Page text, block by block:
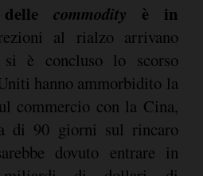
commodity è in
al rialzo arrivano
è concluso lo scorso
hanno ammorbidito la
commercio con la Cina,
di 90 giorni sul rincaro
dovuto entrare in